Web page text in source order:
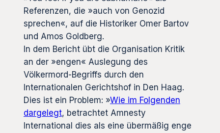
Referenzen, die »auch von Genozid
sprechen«, auf die Historiker Omer Bartov
und Amos Goldberg.
In dem Bericht übt die Organisation Kritik
an der »engen« Auslegung des
Völkermord-Begriffs durch den
Internationalen Gerichtshof in Den Haag.
Dies ist ein Problem: »Wie im Folgenden
dargelegt, betrachtet Amnesty
International dies als eine übermäßig enge